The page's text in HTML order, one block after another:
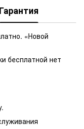
Гарантия
«Новой
бесплатной нет